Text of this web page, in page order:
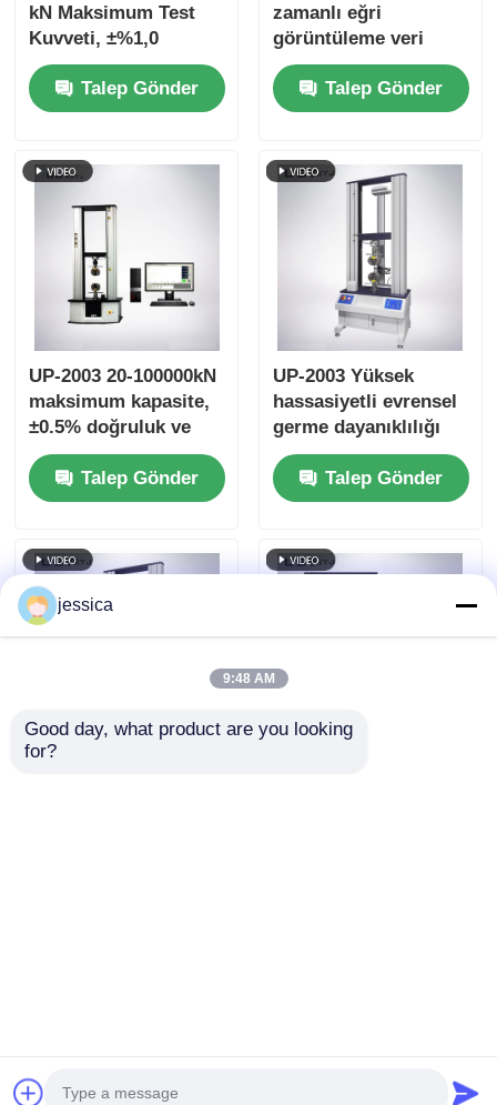
kN Maksimum Test
Kuvveti, ±%1,0
Doğruluk ve 800mm
Etkin Çekme Stroku
ile Bükülme Dayanımı
Talep Gönder
zamanlı eğri
görüntüleme veri
depolama fonksiyonu
ve ± 0,5% doğruluk ile
germe dayanıklılığı
Talep Gönder
UP-2003 20-100000kN
maksimum kapasite,
±0.5% doğruluk ve
germe sıkıştırma
bükme testleri için
AC servo motoru ile
makinesi
Talep Gönder
UP-2003 Yüksek
hassasiyetli evrensel
germe dayanıklılığı
test makinesi
Talep Gönder
fabrikası.Copyright © 2026 Dongguan Youbi Test
jessica
9:48 AM
Good day, what product are you looking
for?